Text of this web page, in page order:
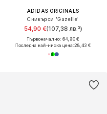
ADIDAS ORIGINALS
Сникърси 'Gazelle'
54,90 €(107,38 лв.³)
Първоначално: 64,90 €
Последна най-ниска цена:28,43 €